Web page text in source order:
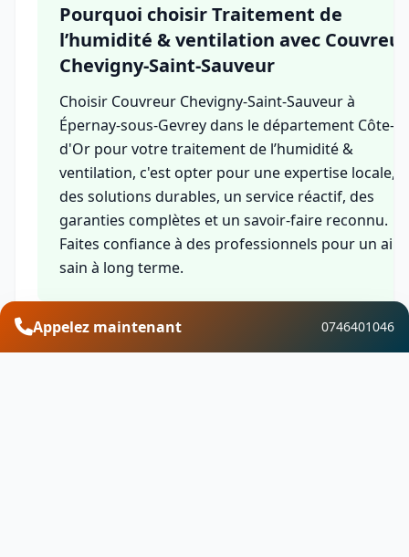
Pourquoi choisir Traitement de
l’humidité & ventilation avec Couvreur
Chevigny-Saint-Sauveur
Choisir Couvreur Chevigny-Saint-Sauveur à
Épernay-sous-Gevrey dans le département Côte-
d'Or pour votre traitement de l’humidité &
ventilation, c'est opter pour une expertise locale,
des solutions durables, un service réactif, des
garanties complètes et un savoir-faire reconnu.
Faites confiance à des professionnels pour un air
sain à long terme.
Financement et aides
Appelez maintenant 0746401046